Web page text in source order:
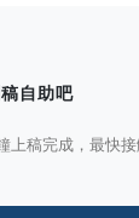
自助吧
上稿完成，最快接